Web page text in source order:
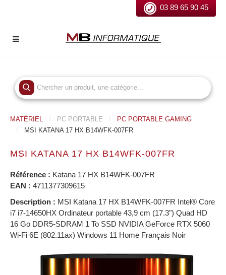
03 89 65 90 45
MATÉRIEL PC PORTABLE
PC PORTABLE GAMING
MSI KATANA 17 HX B14WFK-007FR
MSI KATANA 17 HX B14WFK-007FR
Référence : Katana 17 HX B14WFK-007FR
EAN : 4711377309615
Description : MSI Katana 17 HX B14WFK-007FR Intel® Core
i7 i7-14650HX Ordinateur portable 43,9 cm (17.3") Quad HD
16 Go DDR5-SDRAM 1 To SSD NVIDIA GeForce RTX 5060
Wi-Fi 6E (802.11ax) Windows 11 Home Français Noir